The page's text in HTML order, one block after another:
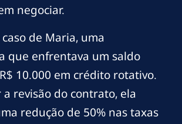
negociar.
de Maria, uma
que enfrentava um saldo
10.000 em crédito rotativo.
a revisão do contrato, ela
redução de 50% nas taxas